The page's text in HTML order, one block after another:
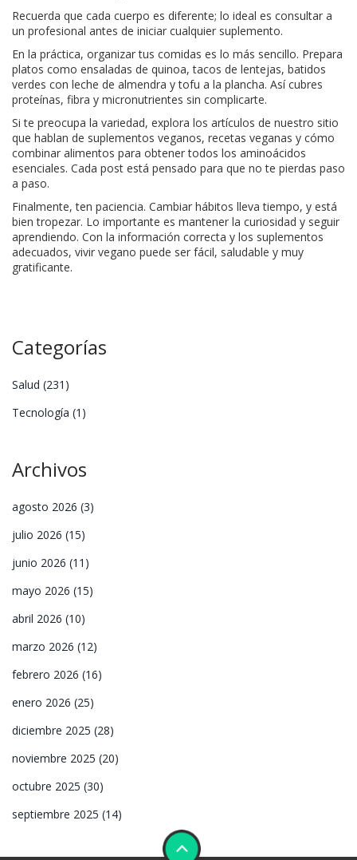
Recuerda que cada cuerpo es diferente; lo ideal es consultar a
un profesional antes de iniciar cualquier suplemento.
En la práctica, organizar tus comidas es lo más sencillo. Prepara
platos como ensaladas de quinoa, tacos de lentejas, batidos
verdes con leche de almendra y tofu a la plancha. Así cubres
proteínas, fibra y micronutrientes sin complicarte.
Si te preocupa la variedad, explora los artículos de nuestro sitio
que hablan de suplementos veganos, recetas veganas y cómo
combinar alimentos para obtener todos los aminoácidos
esenciales. Cada post está pensado para que no te pierdas paso
a paso.
Finalmente, ten paciencia. Cambiar hábitos lleva tiempo, y está
bien tropezar. Lo importante es mantener la curiosidad y seguir
aprendiendo. Con la información correcta y los suplementos
adecuados, vivir vegano puede ser fácil, saludable y muy
gratificante.
Categorías
Salud (231)
Tecnología (1)
Archivos
agosto 2026 (3)
julio 2026 (15)
junio 2026 (11)
mayo 2026 (15)
abril 2026 (10)
marzo 2026 (12)
febrero 2026 (16)
enero 2026 (25)
diciembre 2025 (28)
noviembre 2025 (20)
octubre 2025 (30)
septiembre 2025 (14)